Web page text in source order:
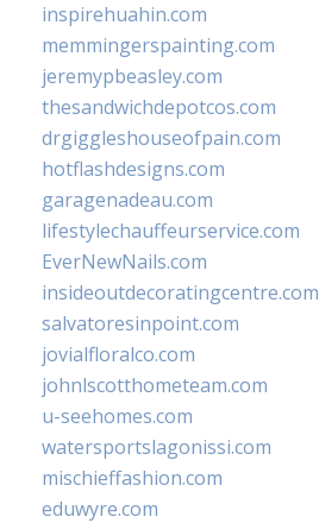
inspirehuahin.com
memmingerspainting.com
jeremypbeasley.com
thesandwichdepotcos.com
drgiggleshouseofpain.com
hotflashdesigns.com
garagenadeau.com
lifestylechauffeurservice.com
EverNewNails.com
insideoutdecoratingcentre.com
salvatoresinpoint.com
jovialfloralco.com
johnlscotthometeam.com
u-seehomes.com
watersportslagonissi.com
mischieffashion.com
eduwyre.com